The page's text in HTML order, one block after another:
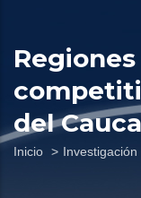
del Cauca
Inicio Investigación